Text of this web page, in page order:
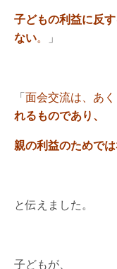
子どもの利益に反
ない。 」
「面会交流は、あ
れるものであり、
親の利益のためでは
と伝えました。
子どもが、